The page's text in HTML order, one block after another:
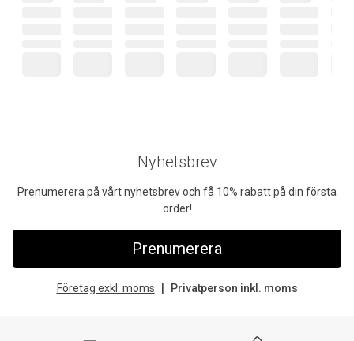
Nyhetsbrev
Prenumerera på vårt nyhetsbrev och få 10% rabatt på din första
order!
Prenumerera
Företag exkl. moms Privatperson inkl. moms